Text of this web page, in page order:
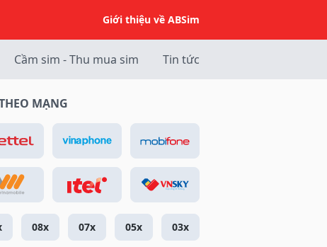
Giới thiệu về ABSim
Cầm sim - Thu mua sim Tin tức
MẠNG
08x 07x 05x 03x